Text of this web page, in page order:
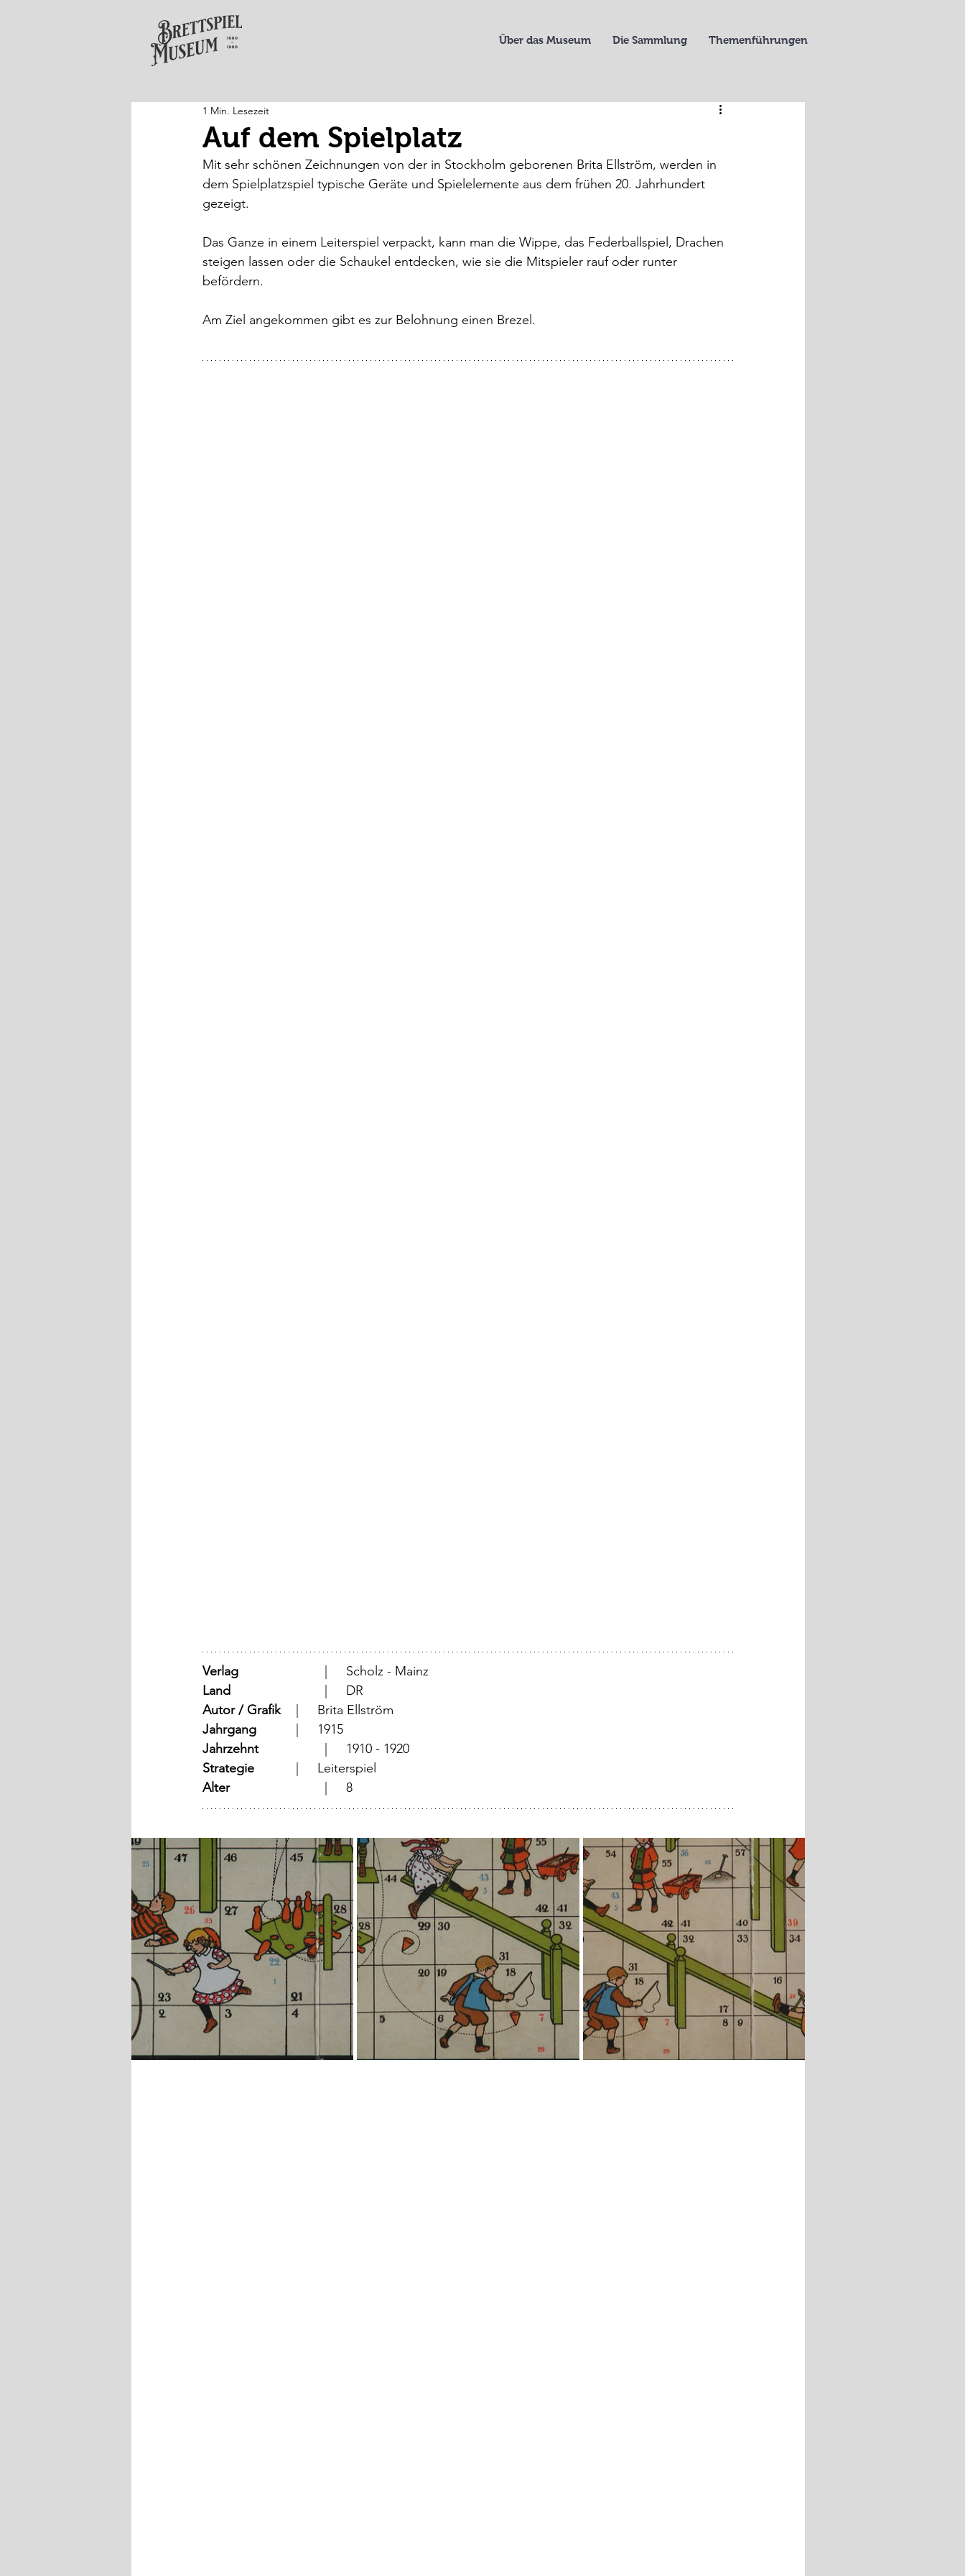
Über das Museum Die Sammlung Themenführungen
Auf dem Spielplatz
1 Min. Lesezeit
Mit sehr schönen Zeichnungen von der in Stockholm geborenen Brita Ellström, werden in
dem Spielplatzspiel typische Geräte und Spielelemente aus dem frühen 20. Jahrhundert
gezeigt.
Das Ganze in einem Leiterspiel verpackt, kann man die Wippe, das Federballspiel, Drachen
steigen lassen oder die Schaukel entdecken, wie sie die Mitspieler rauf oder runter
befördern.
Am Ziel angekommen gibt es zur Belohnung einen Brezel.
Verlag
			  |	Scholz - Mainz
Land
			  |	DR
Autor / Grafik
	  |	Brita Ellström
Jahrgang
		  |	1915
Jahrzehnt
		  |	1910 - 1920
Strategie
		  |	Leiterspiel
Alter
			  |	8